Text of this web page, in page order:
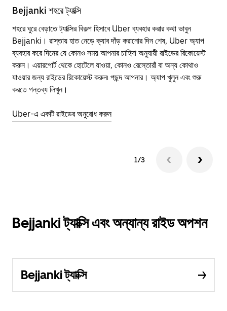
Bejjanki শহরে ট্যাক্সি
শহরে ঘুরে বেড়াতে ট্যাক্সির বিকল্প হিসাবে Uber ব্যবহার করার কথা ভাবুন
Bejjanki। রাস্তায় হাত নেড়ে ক্যাব দাঁড় করানোর দিন শেষ, Uber অ্যাপ
ব্যবহার করে দিনের যে কোনও সময় আপনার চাহিদা অনুযায়ী রাইডের রিকোয়েস্ট
করুন। এয়ারপোর্ট থেকে হোটেলে যাওয়া, কোনও রেস্তোরাঁ বা অন্য কোথাও
যাওয়ার জন্য রাইডের রিকোয়েস্ট করুন৷ পছন্দ আপনার। অ্যাপ খুলুন এবং শুরু
করতে গন্তব্য লিখুন।
Uber-এ একটি রাইডের অনুরোধ করুন
1/3
Bejjanki ট্যাক্সি এবং অন্যান্য রাইড অপশন
Bejjanki ট্যাক্সি